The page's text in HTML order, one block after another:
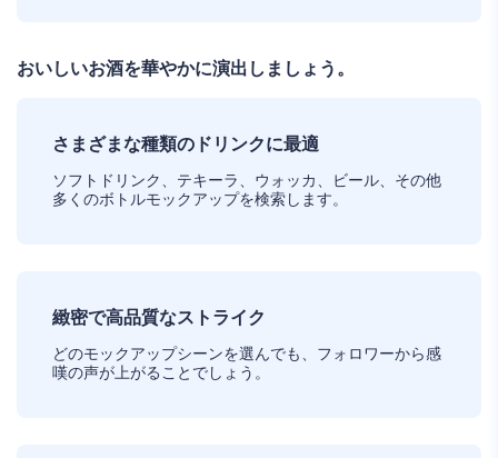
おいしいお酒を華やかに演出しましょう。
さまざまな種類のドリンクに最適
ソフトドリンク、テキーラ、ウォッカ、ビール、その他
多くのボトルモックアップを検索します。
緻密で高品質なストライク
どのモックアップシーンを選んでも、フォロワーから感
嘆の声が上がることでしょう。